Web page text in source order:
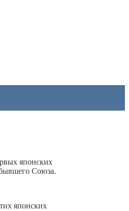
японских
Союза.
японских